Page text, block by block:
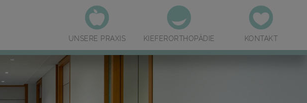
UNSERE PRAXIS KIEFERORTHOPÄDIE KONTAKT